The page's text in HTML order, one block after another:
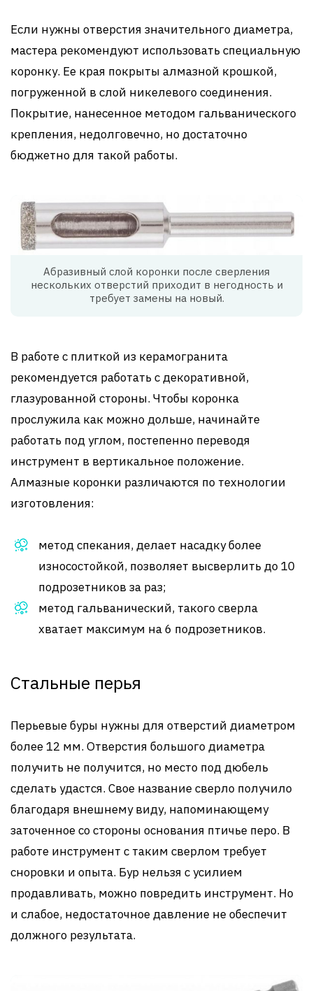
Если нужны отверстия значительного диаметра,
мастера рекомендуют использовать специальную
коронку. Ее края покрыты алмазной крошкой,
погруженной в слой никелевого соединения.
Покрытие, нанесенное методом гальванического
крепления, недолговечно, но достаточно
бюджетно для такой работы.
Абразивный слой коронки после сверления
нескольких отверстий приходит в негодность и
требует замены на новый.
В работе с плиткой из керамогранита
рекомендуется работать с декоративной,
глазурованной стороны. Чтобы коронка
прослужила как можно дольше, начинайте
работать под углом, постепенно переводя
инструмент в вертикальное положение.
Алмазные коронки различаются по технологии
изготовления:
метод спекания, делает насадку более
износостойкой, позволяет высверлить до 10
подрозетников за раз;
метод гальванический, такого сверла
хватает максимум на 6 подрозетников.
Стальные перья
Перьевые буры нужны для отверстий диаметром
более 12 мм. Отверстия большого диаметра
получить не получится, но место под дюбель
сделать удастся. Свое название сверло получило
благодаря внешнему виду, напоминающему
заточенное со стороны основания птичье перо. В
работе инструмент с таким сверлом требует
сноровки и опыта. Бур нельзя с усилием
продавливать, можно повредить инструмент. Но
и слабое, недостаточное давление не обеспечит
должного результата.